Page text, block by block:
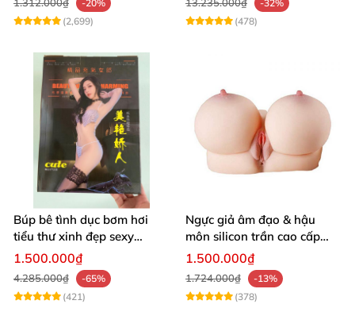
-20%
(2,699)
-32%
(478)
Búp bê tình dục bơm hơi
tiểu thư xinh đẹp sexy
quyến rũ rung rên như thật
1.500.000₫
4.285.000₫
-65%
(421)
Ngực giả âm đạo & hậu
môn silicon trần cao cấp
mềm mịn - Man
Mastuebator 3kg
1.500.000₫
1.724.000₫
-13%
(378)